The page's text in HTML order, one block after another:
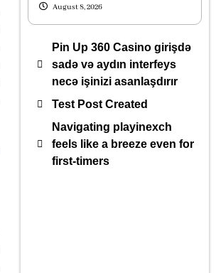
August 8, 2026
Pin Up 360 Casino girişdə
sadə və aydın interfeys
necə işinizi asanlaşdırır
Test Post Created
Navigating playinexch
feels like a breeze even for
first-timers